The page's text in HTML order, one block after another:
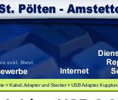
>Kabel, Adapter und Stecker>USB Adapter,